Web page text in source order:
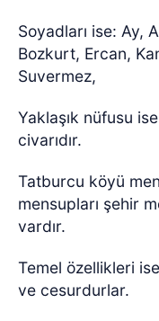
Soyadları ise: Ay,
Bozkurt, Ercan,
Suvermez,
Yaklaşık nüfusu
civarıdır.
Tatburcu köyü
mensupları şehir
vardır.
Temel özellikleri
ve cesurdurlar.